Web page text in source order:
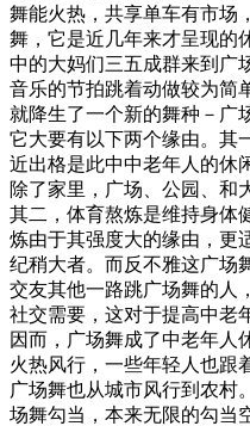
舞能火热，共享单车有市场
舞，它是近几年来才呈现的
中的大妈们三五成群来到广
音乐的节拍跳着动做较为简
就降生了一个新的舞种－广
它大要有以下两个缘由。其
近出格是此中中老年人的休
除了家里，广场、公园、和
其二，体育熬炼是维持身体
炼由于其强度大的缘由，更
纪稍大者。而反不雅这广场
交友其他一路跳广场舞的人
社交需要，这对于提高中老
因而，广场舞成了中老年人
火热风行，一些年轻人也跟
广场舞也从城市风行到农村
场舞勾当，本来无限的勾当